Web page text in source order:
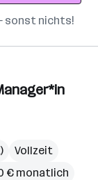
sonst nichts!
Vollzeit
€ monatlich